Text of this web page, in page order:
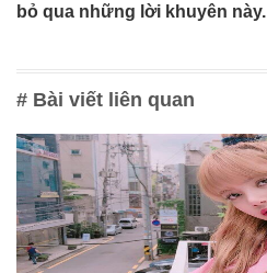
bỏ qua những lời khuyên này.
# Bài viết liên quan